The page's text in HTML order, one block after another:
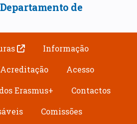
Departamento de
Informação
Acesso
Erasmus+
Contactos
Comissões